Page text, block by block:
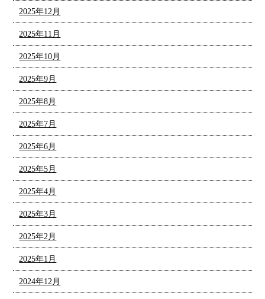
2025年12月
2025年11月
2025年10月
2025年9月
2025年8月
2025年7月
2025年6月
2025年5月
2025年4月
2025年3月
2025年2月
2025年1月
2024年12月